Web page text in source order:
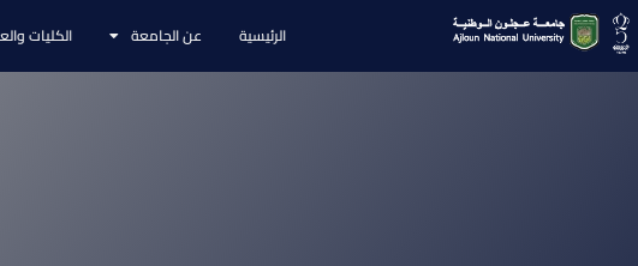
الرئيسية عن الجامعة الكليات